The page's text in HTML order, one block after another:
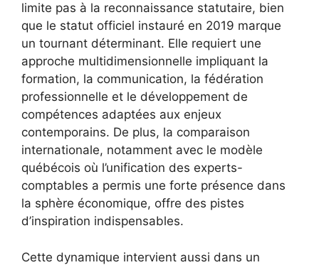
limite pas à la reconnaissance statutaire, bien
que le statut officiel instauré en 2019 marque
un tournant déterminant. Elle requiert une
approche multidimensionnelle impliquant la
formation, la communication, la fédération
professionnelle et le développement de
compétences adaptées aux enjeux
contemporains. De plus, la comparaison
internationale, notamment avec le modèle
québécois où l’unification des experts-
comptables a permis une forte présence dans
la sphère économique, offre des pistes
d’inspiration indispensables.
Cette dynamique intervient aussi dans un